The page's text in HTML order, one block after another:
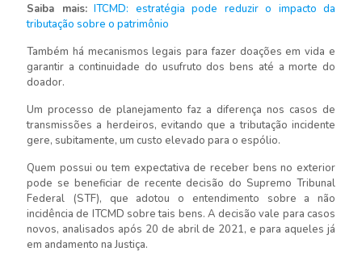
Saiba mais: ITCMD: estratégia pode reduzir o impacto da
tributação sobre o patrimônio
Também há mecanismos legais para fazer doações em vida e
garantir a continuidade do usufruto dos bens até a morte do
doador.
Um processo de planejamento faz a diferença nos casos de
transmissões a herdeiros, evitando que a tributação incidente
gere, subitamente, um custo elevado para o espólio.
Quem possui ou tem expectativa de receber bens no exterior
pode se beneficiar de recente decisão do Supremo Tribunal
Federal (STF), que adotou o entendimento sobre a não
incidência de ITCMD sobre tais bens. A decisão vale para casos
novos, analisados após 20 de abril de 2021, e para aqueles já
em andamento na Justiça.